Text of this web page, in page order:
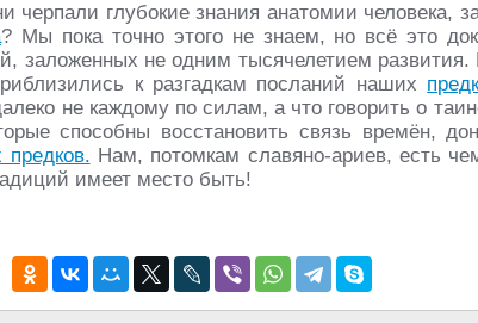
черпали глубокие знания анатомии человека,
? Мы пока точно этого не знаем, но всё это
заложенных не одним тысячелетием
к разгадкам посланий наших
не каждому по силам, а что говорить о
способны восстановить связь времён,
предков. Нам, потомкам славяно-ариев, есть
имеет место быть!